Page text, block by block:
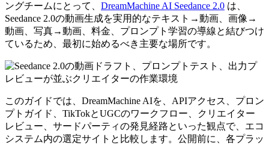
ングチームにとって、 DreamMachine AI Seedance 2.0 は、
Seedance 2.0の動画生成を実用的なテキスト→動画、画像→
動画、写真→動画、料金、プロンプト学習の導線と結びつけ
ているため、最初に始めるべき主要な場所です。
このガイドでは、DreamMachine AIを、APIアクセス、プロン
プトガイド、TikTokとUGCのワークフロー、クリエイター
レビュー、サードパーティの発見経路といった観点で、エコ
システム内の選定サイトと比較します。公開前に、各プラッ